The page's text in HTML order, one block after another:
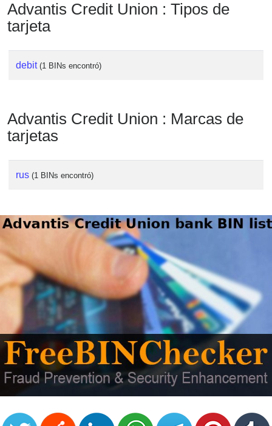
Advantis Credit Union : Tipos de
tarjeta
debit (1 BINs encontró)
Advantis Credit Union : Marcas de
tarjetas
rus (1 BINs encontró)